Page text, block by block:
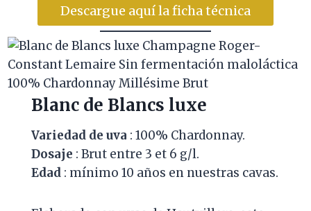
Descargue aquí la ficha técnica
Blanc de Blancs luxe
Variedad de uva : 100% Chardonnay.
Dosaje : Brut entre 3 et 6 g/l.
Edad: mínimo 10 años en nuestras cavas.